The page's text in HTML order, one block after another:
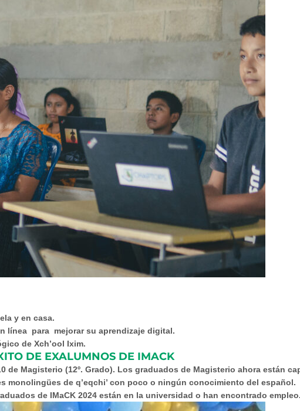
y en casa.
línea para mejorar su aprendizaje digital.
de Xch’ool Ixim.
DE EXALUMNOS DE IMACK
Magisterio (12º. Grado). Los graduados de Magisterio ahora están
de q’eqchi’ con poco o ningún conocimiento del español.
de IMaCK 2024 están en la universidad o han encontrado empleo.